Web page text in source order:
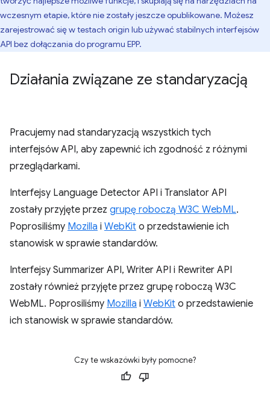
wczesnym etapie, które nie zostały jeszcze opublikowane. Możesz
zarejestrować się w testach origin lub używać stabilnych interfejsów
API bez dołączania do programu EPP.
Działania związane ze standaryzacją
Pracujemy nad standaryzacją wszystkich tych
interfejsów API, aby zapewnić ich zgodność z różnymi
przeglądarkami.
Interfejsy Language Detector API i Translator API
zostały przyjęte przez grupę roboczą W3C WebML.
Poprosiliśmy Mozilla i WebKit o przedstawienie ich
stanowisk w sprawie standardów.
Interfejsy Summarizer API, Writer API i Rewriter API
zostały również przyjęte przez grupę roboczą W3C
WebML. Poprosiliśmy Mozilla i WebKit o przedstawienie
ich stanowisk w sprawie standardów.
Czy te wskazówki były pomocne?